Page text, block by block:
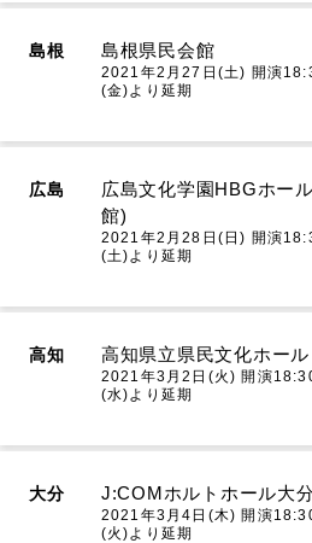
島根 島根県民会館
2021年2月27日(土) 開演
(金)より延期
広島
広島文化学園HBGホー
館)
2021年2月28日(日) 開演
(土)より延期
高知 高知県立県民文化ホー
2021年3月2日(火) 開演
(水)より延期
大分 J:COMホルトホール大
2021年3月4日(木) 開演
(火)より延期